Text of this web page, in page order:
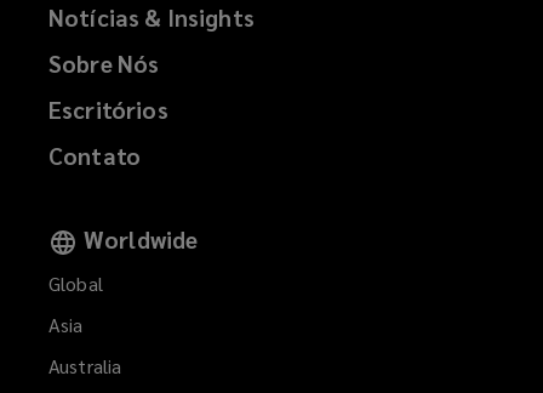
Notícias & Insights
Sobre Nós
Escritórios
Contato
Worldwide
Global
Asia
Australia